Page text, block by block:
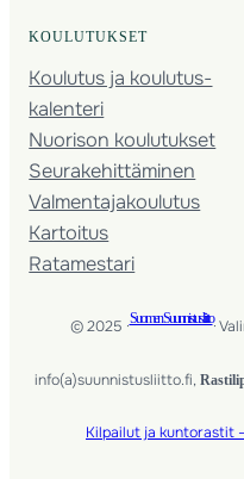
KOULUTUKSET
Koulutus ja koulutus­
kalenteri
Nuorison koulutukset
Seura­kehittäminen
Valmentaja­koulutus
Kartoitus
Ratamestari
© 2025 ·Suomen Suunnistusliitto·
info(a)suunnistusliitto.fi,
Kilpailut ja kuntorastit